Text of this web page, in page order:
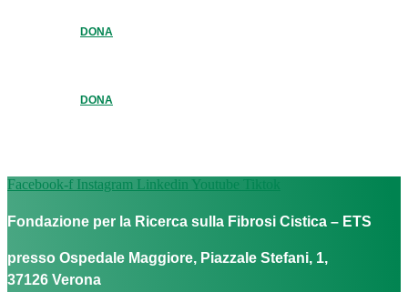
DONA
DONA
Facebook-f Instagram Linkedin Youtube Tiktok
Fondazione per la Ricerca sulla Fibrosi Cistica – ETS
presso Ospedale Maggiore, Piazzale Stefani, 1,
37126 Verona